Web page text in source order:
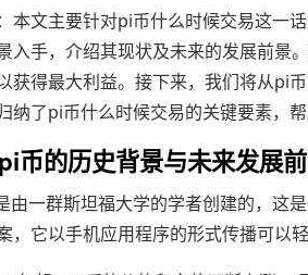
本文主要针对pi币什么时候交易这一
入手，介绍其现状及未来的发展前景
获得最大利益。接下来，我们将从pi
纳了pi币什么时候交易的关键要素，
币的历史背景与未来发展
由一群斯坦福大学的学者创建的，这
，它以手机应用程序的形式传播可以